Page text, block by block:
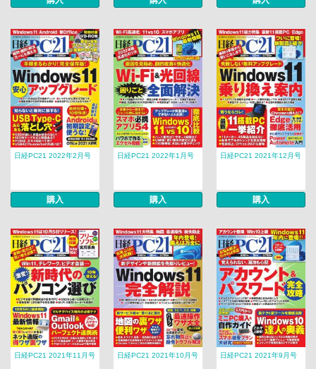
日経PC21 2022年2月号
購入
日経PC21 2022年1月号
購入
日経PC21 2021年12月号
購入
日経PC21 2021年11月号 日経PC21 2021年10月号 日経PC21 2021年9月号